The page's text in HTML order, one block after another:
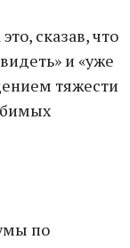
сказав, что
и «уже
тяжести
по